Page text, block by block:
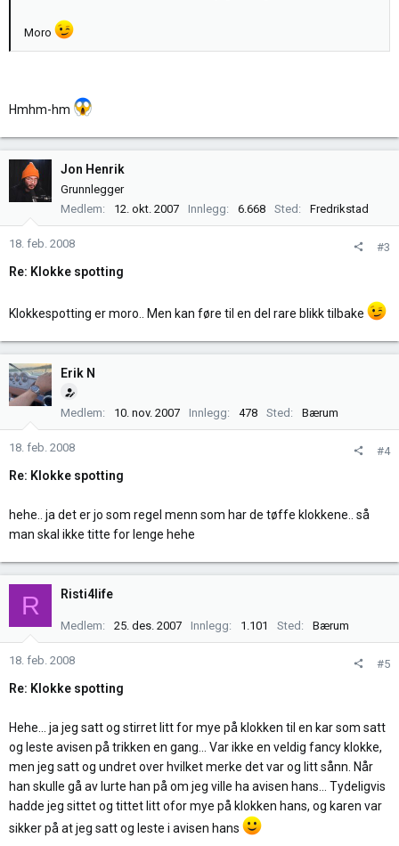
Moro
Hmhm-hm
Jon Henrik
Grunnlegger
Medlem
12. okt. 2007 Innlegg 6.668 Sted Fredrikstad
18. feb. 2008 #3
Re: Klokke spotting
Klokkespotting er moro.. Men kan føre til en del rare blikk tilbake
Erik N
Medlem 10. nov. 2007 Innlegg 478 Sted Bærum
18. feb. 2008 #4
Re: Klokke spotting
hehe.. ja det er jo som regel menn som har de tøffe klokkene.. så
man skal ikke titte for lenge hehe
R Risti4life
Medlem 25. des. 2007 Innlegg 1.101 Sted Bærum
18. feb. 2008 #5
Re: Klokke spotting
Hehe... ja jeg satt og stirret litt for mye på klokken til en kar som satt
og leste avisen på trikken en gang... Var ikke en veldig fancy klokke,
men jeg satt og undret over hvilket merke det var og litt sånn. Når
han skulle gå av lurte han på om jeg ville ha avisen hans... Tydeligvis
hadde jeg sittet og tittet litt ofor mye på klokken hans, og karen var
sikker på at jeg satt og leste i avisen hans